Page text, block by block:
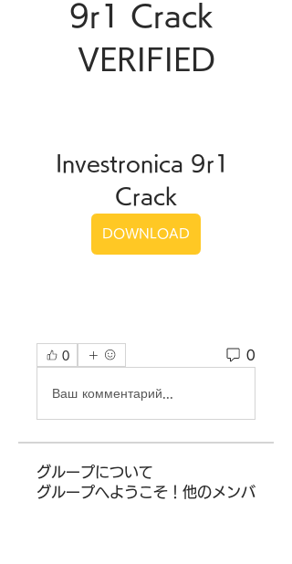
9r1 Crack
VERIFIED
Investronica 9r1
Crack
DOWNLOAD
0 0
Ваш комментарий...
グループについて
グループへようこそ！他のメンバ